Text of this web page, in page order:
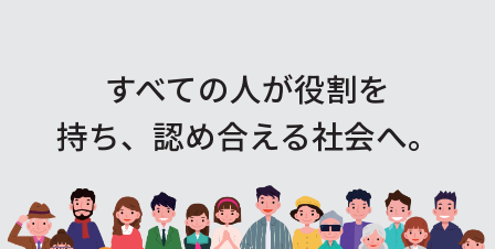
すべての人が役割を
持ち、認め合える社会へ。